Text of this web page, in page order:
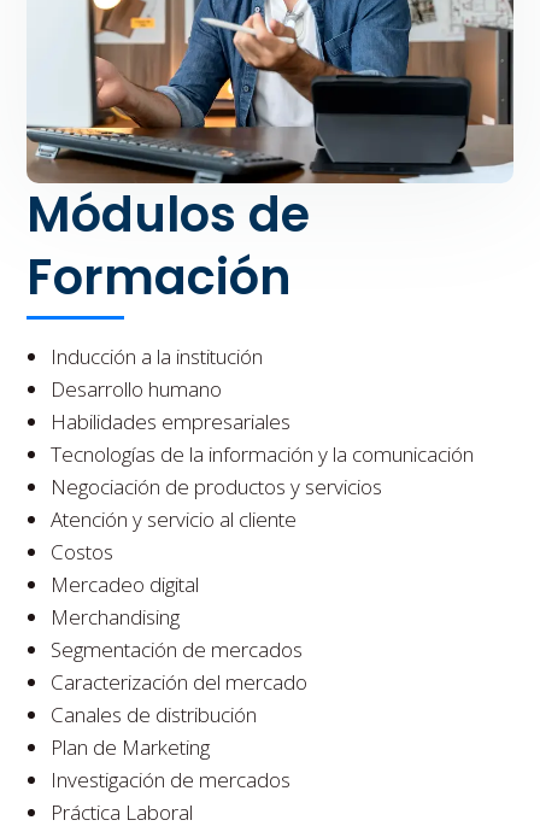
Módulos de
Formación
Inducción a la institución
Desarrollo humano
Habilidades empresariales
Tecnologías de la información y la comunicación
Negociación de productos y servicios
Atención y servicio al cliente
Costos
Mercadeo digital
Merchandising
Segmentación de mercados
Caracterización del mercado
Canales de distribución
Plan de Marketing
Investigación de mercados
Práctica Laboral